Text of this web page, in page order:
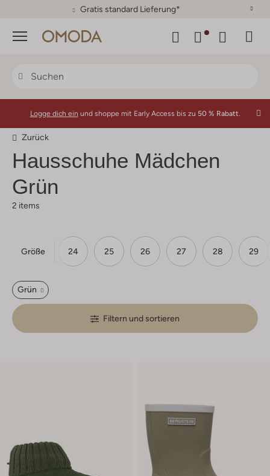
Gratis standard Lieferung*
Menü
Logge dich ein und shoppe mit Early Access bis zu 50 % Rabatt.
Zurück
Hausschuhe Mädchen
Grün
2 items
Größe
23 24 25 26 27 28 29
Grün
Filtern und sortieren